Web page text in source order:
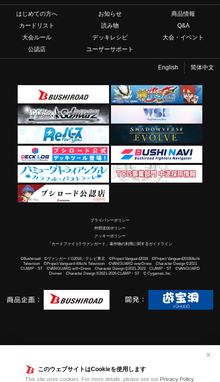
このウェブサイトはCookieを使用します
This site uses cookies. For more details, please see our Privacy Policy.
✕
はじめての方へ お知らせ
商品情報
カードリスト
読み物
Q&A
大会ルール
デッキレシピ
大会・イベント
公認店
ユーザーサポート
English 简体中文
プライバシーポリシー
外部送信ポリシー
クッキーポリシー
「カードファイト!! ヴァンガード」著作物の利用に関するガイドライン
©Bushiroad ©ヴァンガードG2016／テレビ東京 ©Project Vanguard2018 ©Project Vanguard2019/Aichi
Television ©Project Vanguard if/Aichi Television ©VANGUARD overDress Character Design ©2021
CLAMP・ST ©VANGUARD will+Dress Character Design ©2021-2023 CLAMP・ST ©VANGUARD
Divinez Character Design ©2021-2026 CLAMP・ST © Cygames, Inc.